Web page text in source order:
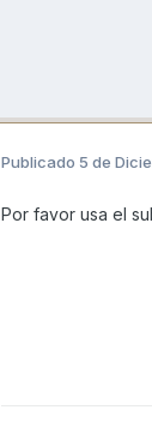
Publicado 5 de
Por favor usa el